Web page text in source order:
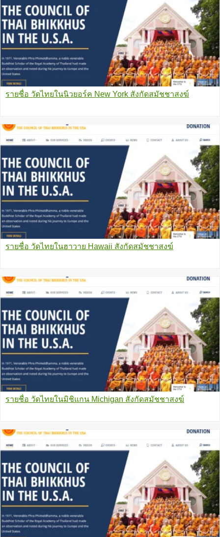
รายชื่อ วัดไทยในนิวยอร์ค New York สังกัดสมัชชาสงฆ์
รายชื่อ วัดไทยในฮาวาย Hawaii สังกัดสมัชชาสงฆ์
รายชื่อ วัดไทยในมิชิแกน Michigan สังกัดสมัชชาสงฆ์